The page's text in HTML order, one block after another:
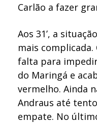
Carlão a fazer
Aos 31’, a
mais
falta para
do Maringá e
vermelho. Ainda
Andraus até
empate. No